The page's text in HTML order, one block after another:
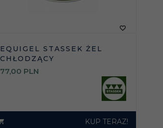
EQUIGEL STASSEK ŻEL
CHŁODZĄCY
77,00 PLN
KUP TERAZ!